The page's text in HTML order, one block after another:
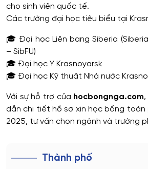
cho sinh viên quốc tế.
Các trường đại học tiêu biểu tại
🎓 Đại học Liên bang Siberia
– SibFU)
🎓 Đại học Y Krasnoyarsk
🎓 Đại học Kỹ thuật Nhà nước
Với sự hỗ trợ của hocbongnga.com
dẫn chi tiết hồ sơ xin học bổng toàn
2025, tư vấn chọn ngành và trường
Thành phố